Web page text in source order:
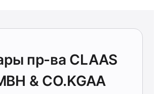
пр-ва CLAAS
& CO.KGAA